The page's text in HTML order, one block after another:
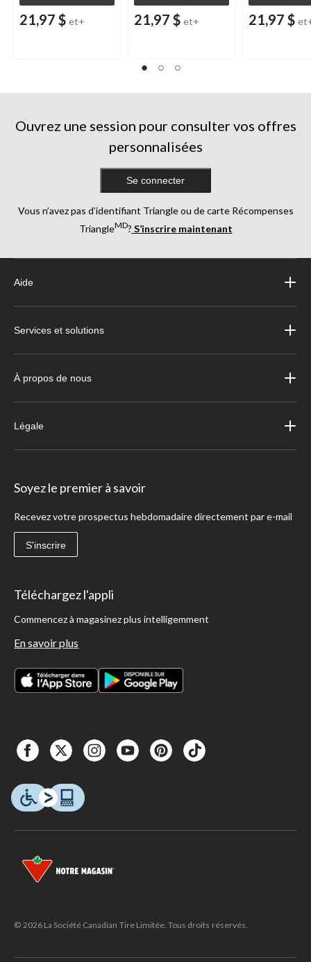
21,97 $ et+ 21,97 $ et+ 21,97 $
Ouvrez une session pour consulter vos offres
personnalisées
Se connecter
Vous n’avez pas d’identifiant Triangle ou de carte Récompenses
TriangleMD? S’inscrire maintenant
Aide
Services et solutions
À propos de nous
Légale
Soyez le premier à savoir
Recevez votre prospectus hebdomadaire directement par e-mail
S'inscrire
Téléchargez l'appli
Commencez à magasinez plus intelligemment
En savoir plus
© 2026 La Société Canadian Tire Limitée. Tous droits réservés.